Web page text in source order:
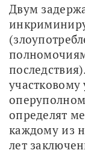
Двум
определят
каждому из
лет